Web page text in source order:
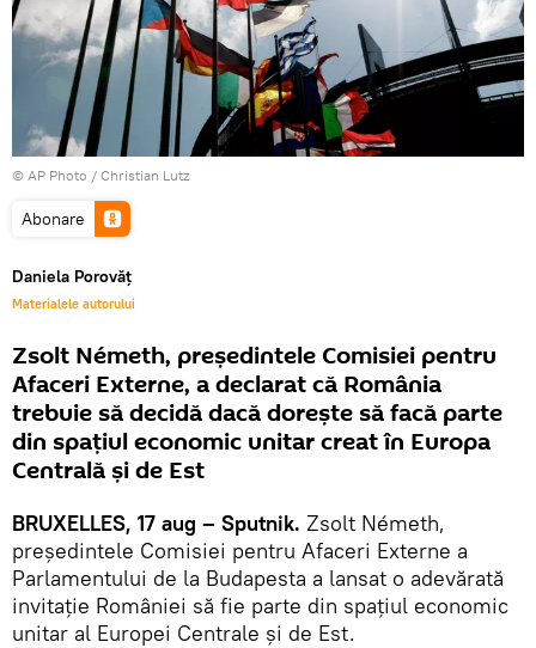
© AP Photo / Christian Lutz
Abonare
Daniela Porovăț
Materialele autorului
Zsolt Németh, preşedintele Comisiei pentru
Afaceri Externe, a declarat că România
trebuie să decidă dacă doreşte să facă parte
din spaţiul economic unitar creat în Europa
Centrală şi de Est
BRUXELLES, 17 aug – Sputnik. Zsolt Németh,
preşedintele Comisiei pentru Afaceri Externe a
Parlamentului de la Budapesta a lansat o adevărată
invitație României să fie parte din spațiul economic
unitar al Europei Centrale și de Est.